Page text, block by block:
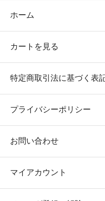
ホーム
カートを見る
特定商取引法に基づく表
プライバシーポリシー
お問い合わせ
マイアカウント